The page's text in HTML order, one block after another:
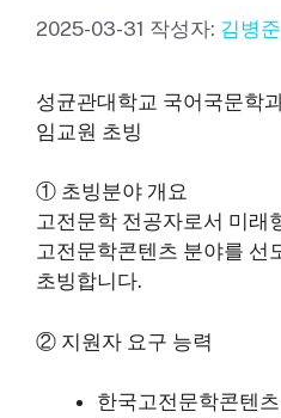
2025-03-31 작성자: 김병준
성균관대학교 국어국문학
임교원 초빙
① 초빙분야 개요
고전문학 전공자로서 미래
고전문학콘텐츠 분야를 선
초빙합니다.
② 지원자 요구 능력
한국고전문학콘텐